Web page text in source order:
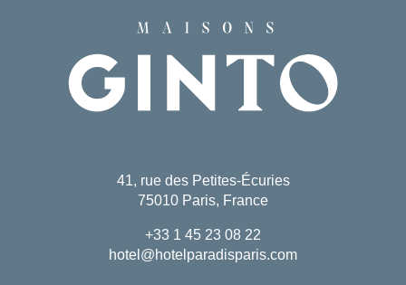
41, rue des Petites-Écuries
75010 Paris, France
+33 1 45 23 08 22
hotel@hotelparadisparis.com